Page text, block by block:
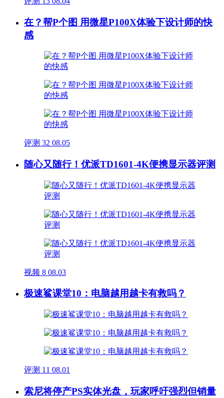
在？帮P个图 用微星P100X体验下设计师的快
感
评测 32 08.05
随心又随行！优派TD1601-4K便携显示器评测
视频 8 08.03
极速鲨课堂10：电脑越用越卡有救吗？
评测 11 08.01
索尼将停产PS实体光盘，玩家呼吁强烈但销量